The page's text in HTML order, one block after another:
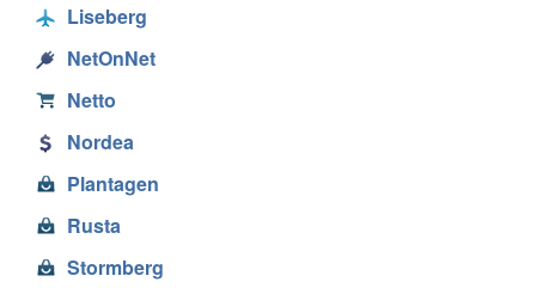
Liseberg
NetOnNet
Netto
Nordea
Plantagen
Rusta
Stormberg